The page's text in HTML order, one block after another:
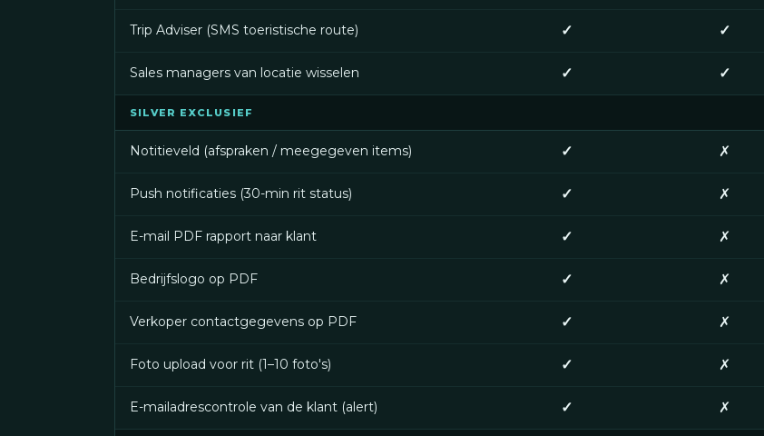
Trip Adviser (SMS toeristische route) ✓ ✓
Sales managers van locatie wisselen ✓ ✓
SILVER EXCLUSIEF
Notitieveld (afspraken / meegegeven items) ✓ ✗
Push notificaties (30-min rit status) ✓ ✗
E-mail PDF rapport naar klant ✓ ✗
Bedrijfslogo op PDF ✓ ✗
Verkoper contactgegevens op PDF ✓ ✗
Foto upload voor rit (1–10 foto's) ✓ ✗
E-mailadrescontrole van de klant (alert) ✓ ✗